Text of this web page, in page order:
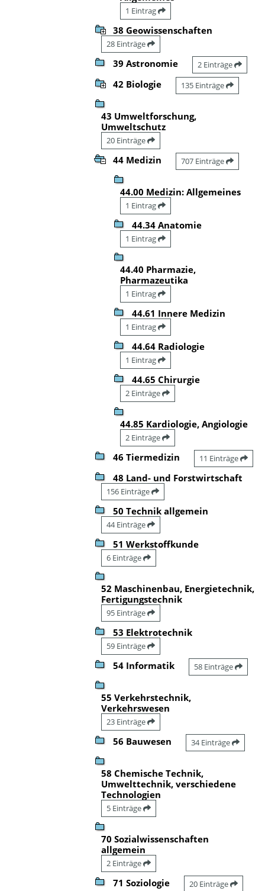
1 Eintrag
38 Geowissenschaften
28 Einträge
39 Astronomie 2 Einträge
42 Biologie 135 Einträge
43 Umweltforschung,
Umweltschutz
20 Einträge
44 Medizin 707 Einträge
44.00 Medizin: Allgemeines
1 Eintrag
44.34 Anatomie
1 Eintrag
44.40 Pharmazie,
Pharmazeutika
1 Eintrag
44.61 Innere Medizin
1 Eintrag
44.64 Radiologie
1 Eintrag
44.65 Chirurgie
2 Einträge
44.85 Kardiologie, Angiologie
2 Einträge
46 Tiermedizin 11 Einträge
48 Land- und Forstwirtschaft
156 Einträge
50 Technik allgemein
44 Einträge
51 Werkstoffkunde
6 Einträge
52 Maschinenbau, Energietechnik,
Fertigungstechnik
95 Einträge
53 Elektrotechnik
59 Einträge
54 Informatik 58 Einträge
55 Verkehrstechnik,
Verkehrswesen
23 Einträge
56 Bauwesen 34 Einträge
58 Chemische Technik,
Umwelttechnik, verschiedene
Technologien
5 Einträge
70 Sozialwissenschaften
allgemein
2 Einträge
71 Soziologie 20 Einträge